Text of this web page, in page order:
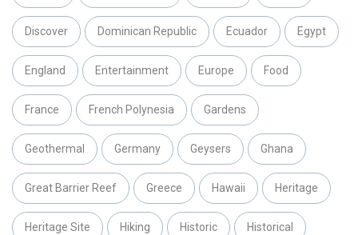
Discover Dominican Republic Ecuador Egypt
England Entertainment Europe Food
France French Polynesia Gardens
Geothermal Germany Geysers Ghana
Great Barrier Reef Greece Hawaii Heritage
Heritage Site Hiking Historic Historical